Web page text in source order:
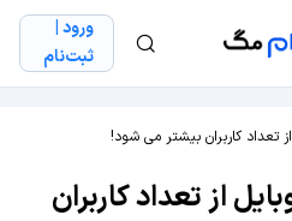
ورود |
ثبت‌نام
تعداد کاربران بیشتر می شود!
از تعداد کاربران